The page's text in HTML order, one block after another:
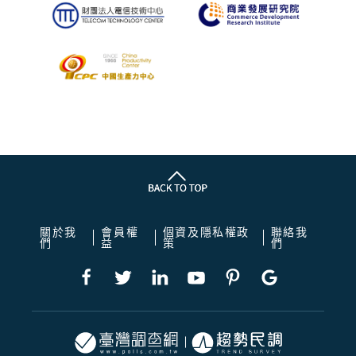
關於我
們
會員權
益
個資及隱私權政
策
聯絡我
們